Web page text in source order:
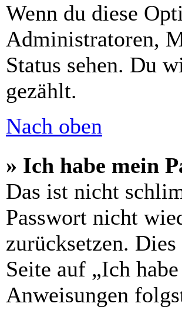
Wenn du diese
Administratoren,
Status sehen. Du
gezählt.
Nach oben
» Ich habe mein
Das ist nicht
Passwort nicht
zurücksetzen.
Seite auf „Ich
Anweisungen